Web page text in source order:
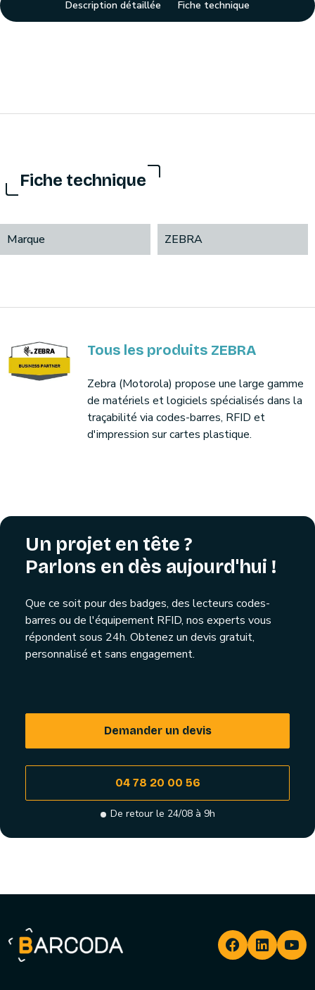
Description détaillée Fiche technique
Fiche technique
Marque ZEBRA
Tous les produits ZEBRA
Zebra (Motorola) propose une large gamme
de matériels et logiciels spécialisés dans la
traçabilité via codes-barres, RFID et
d'impression sur cartes plastique.
Un projet en tête ?
Parlons en dès aujourd'hui !
Que ce soit pour des badges, des lecteurs codes-
barres ou de l'équipement RFID, nos experts vous
répondent sous 24h. Obtenez un devis gratuit,
personnalisé et sans engagement.
Demander un devis
04 78 20 00 56
De retour le 24/08 à 9h